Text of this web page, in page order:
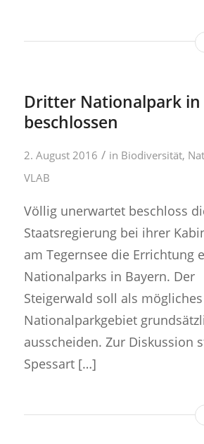
Dritter Nationalpark in
beschlossen
2. August 2016 / in Biodiversität,
VLAB
Völlig unerwartet beschloss
Staatsregierung bei ihrer
am Tegernsee die Errichtung
Nationalparks in Bayern. Der
Steigerwald soll als mögliches
Nationalparkgebiet
ausscheiden. Zur Diskussion
Spessart […]